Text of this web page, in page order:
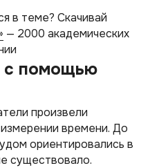
в теме? Скачивай
— 2000 академических
с помощью
произвели
времени. До
ориентировались в
существовало.